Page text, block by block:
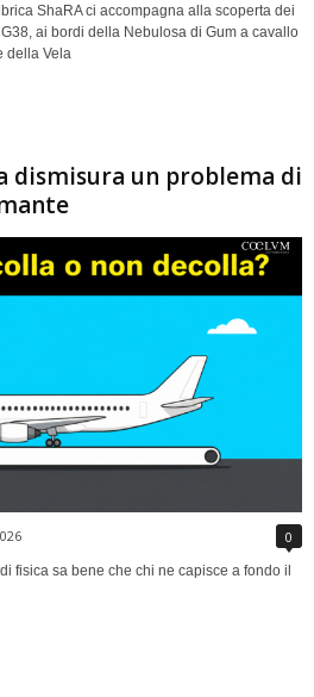
ShaRA ci accompagna alla scoperta dei
ai bordi della Nebulosa di Gum a cavallo
della Vela
dismisura un problema di
0
fisica sa bene che chi ne capisce a fondo il